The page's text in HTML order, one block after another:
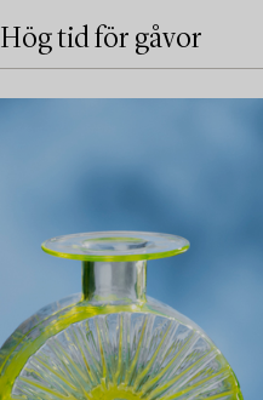
Hög tid för gåvor